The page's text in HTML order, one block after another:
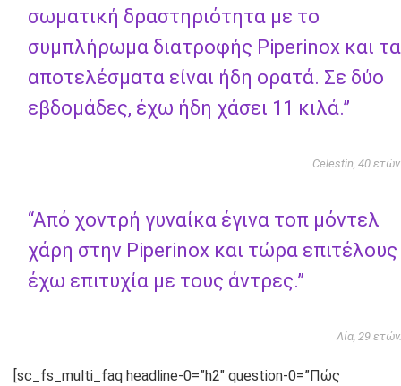
σωματική δραστηριότητα με το
συμπλήρωμα διατροφής Piperinox και τα
αποτελέσματα είναι ήδη ορατά. Σε δύο
εβδομάδες, έχω ήδη χάσει 11 κιλά.”
Celestin, 40 ετών.
“Από χοντρή γυναίκα έγινα τοπ μόντελ
χάρη στην Piperinox και τώρα επιτέλους
έχω επιτυχία με τους άντρες.”
Λία, 29 ετών.
[sc_fs_multi_faq headline-0=”h2″ question-0=”Πώς